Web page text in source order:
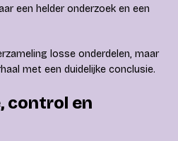
een helder onderzoek en een
losse onderdelen, maar
met een duidelijke conclusie.
control en